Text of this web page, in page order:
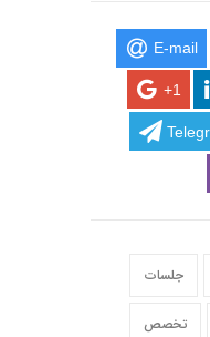
E-mail
+1
جلسات
تخصص